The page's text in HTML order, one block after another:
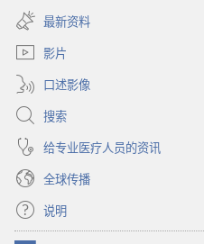
窗
口）
开
新
窗
最新资料
影片
口述影像
搜索
给专业医疗人员的资讯
全球传播
说明